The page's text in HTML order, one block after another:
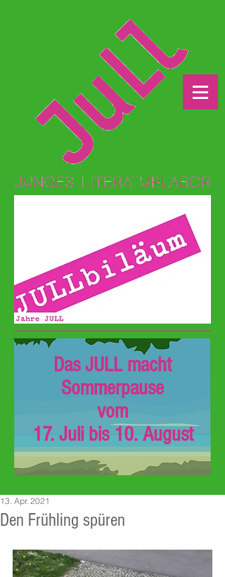
Das JULL macht
Sommerpause
vom
17. Juli bis 10. August
Den Frühling spüren
13. Apr. 2021